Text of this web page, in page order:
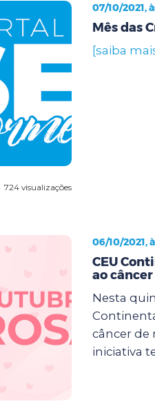
724 visualizações
07/10/2021,
Mês das
[saiba
06/10/2021,
CEU
ao
Nesta
câncer de
iniciativa